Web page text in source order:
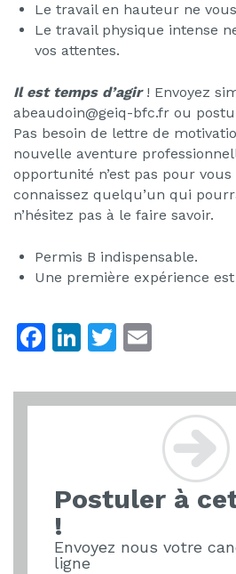
Le travail en hauteur ne
Le travail physique intense
vos attentes.
Il est temps d’agir ! Envoyez
abeaudoin@geiq-bfc.fr ou
Pas besoin de lettre de
nouvelle aventure
opportunité n’est pas pour
connaissez quelqu’un qui
n’hésitez pas à le faire savoir.
Permis B indispensable.
Une première expérience
F
c
o
k
Li
k
T
itt ai
Postuler à
!
Envoyez nous votre
ligne